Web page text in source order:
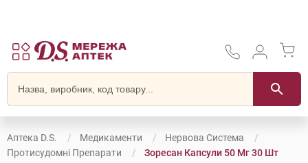
Аптека D.S. Медикаменти
Нервова Система
Протисудомні Препарати
Зоресан Капсули 50 Мг 30 Шт